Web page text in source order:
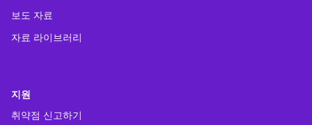
보도 자료
자료 라이브러리
지원
취약점 신고하기